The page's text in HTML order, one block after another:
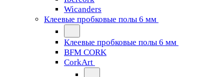
Wicanders
Клеевые пробковые полы 6 мм
Клеевые пробковые полы 6 мм
BFM CORK
CorkArt